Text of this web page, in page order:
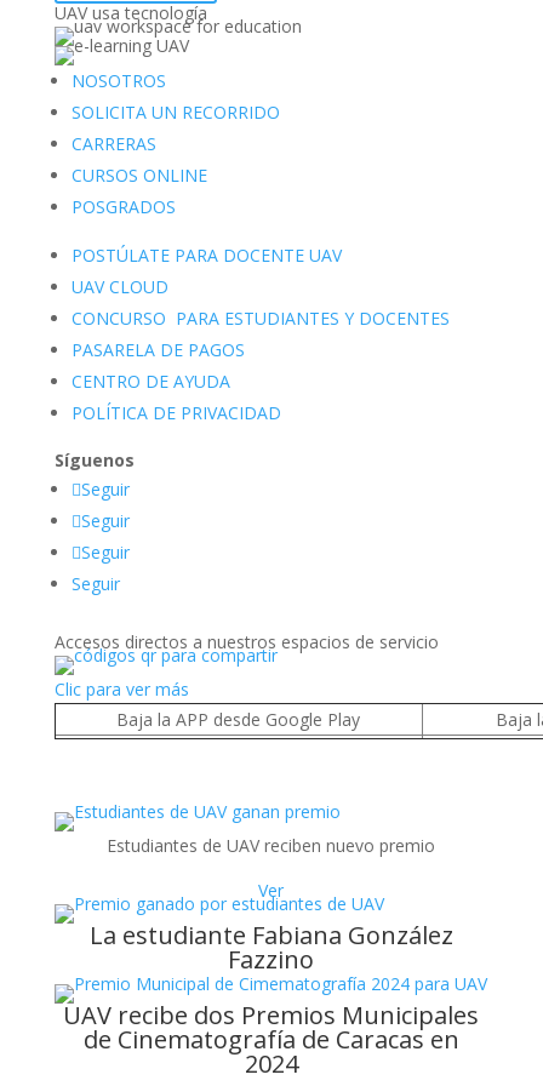
UAV usa tecnología
NOSOTROS
SOLICITA UN RECORRIDO
CARRERAS
CURSOS ONLINE
POSGRADOS
POSTÚLATE PARA DOCENTE UAV
UAV CLOUD
CONCURSO PARA ESTUDIANTES Y DOCENTES
PASARELA DE PAGOS
CENTRO DE AYUDA
POLÍTICA DE PRIVACIDAD
Síguenos
Seguir
Seguir
Seguir
Seguir
Accesos directos a nuestros espacios de servicio
Clic para ver más
Baja la APP desde Google Play
Baja
Estudiantes de UAV reciben nuevo premio
Ver
La estudiante Fabiana González
Fazzino
UAV recibe dos Premios Municipales
de Cinematografía de Caracas en
2024